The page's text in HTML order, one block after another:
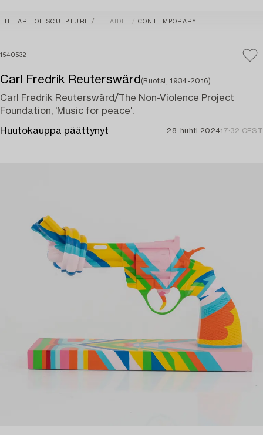
THE ART OF SCULPTURE TAIDE CONTEMPORARY
1540532
Carl Fredrik Reuterswärd (Ruotsi, 1934-2016)
Carl Fredrik Reuterswärd/The Non-Violence Project
Foundation, 'Music for peace'.
Huutokauppa päättynyt 28. huhti 202417:32 CEST